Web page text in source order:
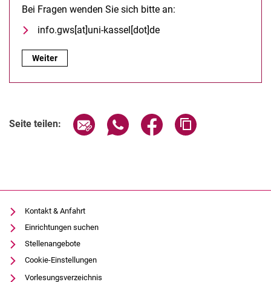
Bei Fragen wenden Sie sich bitte an:
info.gws[at]uni-kassel[dot]de
Info und Kontakt:
Weiter
Seite teilen: Seite über E-Mail teilen
Seite über WhatsApp teilen
Seite über Facebook
Kontakt & Anfahrt
Einrichtungen suchen
Stellenangebote
Cookie-Einstellungen
Vorlesungsverzeichnis